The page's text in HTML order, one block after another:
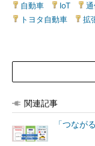
自動車 IoT
トヨタ自動車
拡
関連記事
「つなが